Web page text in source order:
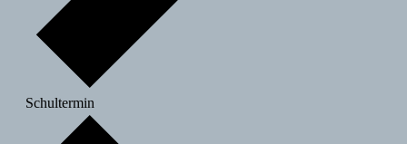
Schultermin